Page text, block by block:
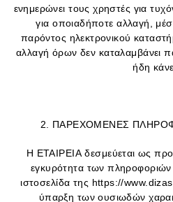
ενημερώνει τους χρηστές για
για οποιαδήποτε αλλαγή,
παρόντος ηλεκτρονικού
αλλαγή όρων δεν καταλαμβάνει
ήδη
2. ΠΑΡΕΧΟΜΕΝΕΣ
H ΕΤΑΙΡΕΙΑ δεσμεύεται ως
εγκυρότητα των
ιστοσελίδα της https://
ύπαρξη των ουσιωδών